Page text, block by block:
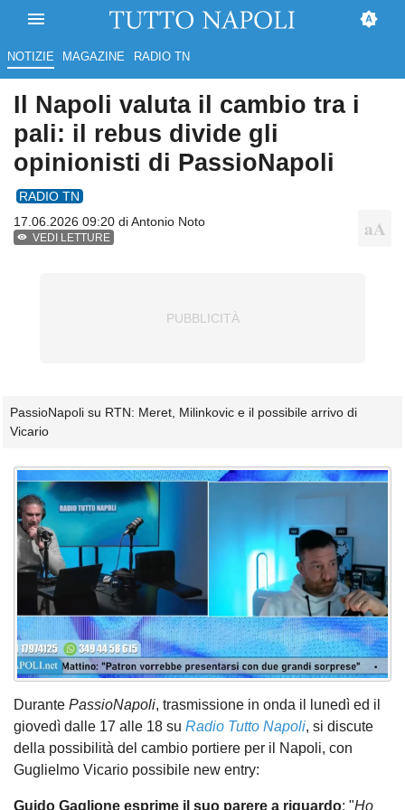
NOTIZIE MAGAZINE RADIO TN
Il Napoli valuta il cambio tra i
pali: il rebus divide gli
opinionisti di PassioNapoli
RADIO TN
17.06.2026 09:20 diAntonio Noto
VEDI LETTURE
PassioNapoli su RTN: Meret, Milinkovic e il possibile arrivo di
Vicario
Durante PassioNapoli, trasmissione in onda il lunedì ed il
giovedì dalle 17 alle 18 su Radio Tutto Napoli, si discute
della possibilità del cambio portiere per il Napoli, con
Guglielmo Vicario possibile new entry:
Guido Gaglione esprime il suo parere a riguardo: "Ho